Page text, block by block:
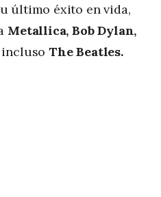
último éxito en vida,
Metallica, Bob Dylan,
The Beatles.